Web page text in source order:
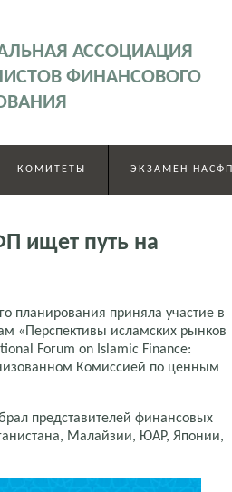
АССОЦИАЦИЯ
ФИНАНСОВОГО
КОМИТЕТЫ ЭКЗАМЕН НАСФП
ищет путь на
планирования приняла участие в
«Перспективы исламских рынков
Forum on Islamic Finance:
Комиссией по ценным
представителей финансовых
Малайзии, ЮАР, Японии,